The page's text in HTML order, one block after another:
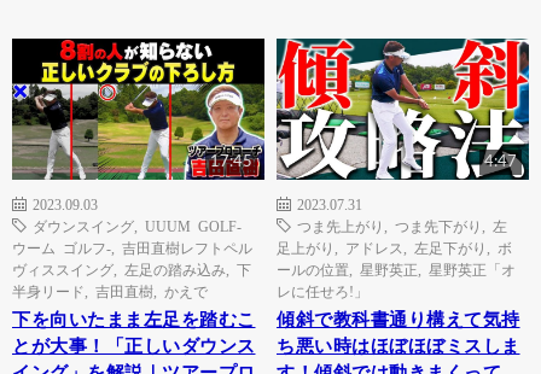
17:45
2023.09.03
ダウンスイング
UUUM GOLF-
ウーム ゴルフ-
吉田直樹レフトペル
ヴィススイング
左足の踏み込み
下
半身リード
吉田直樹 かえで
下を向いたまま左足を踏むこ
とが大事！「正しいダウンス
4:47
2023.07.31
つま先上がり
つま先下がり
左
足上がり
アドレス 左足下がり
ボ
ールの位置
星野英正
星野英正「オ
レに任せろ!」
傾斜で教科書通り構えて気持
ち悪い時はほぼほぼミスしま